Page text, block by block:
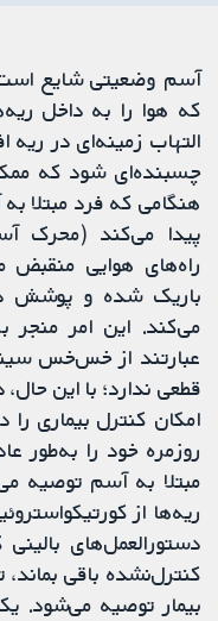
آسم وضعیتی شایع است
که هوا را به داخل
التهاب زمینه‌ای در ریه
چسبنده‌ای شود که
هنگامی که فرد مبتلا
پیدا می‌کند (محرک
راه‌های هوایی منقبض
باریک شده و پوشش
می‌کند. این امر
عبارتند از خس‌خس
قطعی ندارد؛ با این
امکان کنترل بیماری را
روزمره خود را به‌طور
مبتلا به آسم توصیه
ریه‌ها از
دستورالعمل‌های
کنترل‌نشده باقی
بیمار توصیه می‌شود.